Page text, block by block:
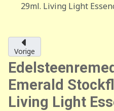
29ml. Living Light
Vorige
Emerald
Living Light